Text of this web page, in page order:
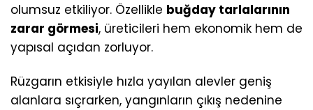
olumsuz etkiliyor. Özellikle buğday tarlalarının
zarar görmesi, üreticileri hem ekonomik hem de
yapısal açıdan zorluyor.
Rüzgarın etkisiyle hızla yayılan alevler geniş
alanlara sıçrarken, yangınların çıkış nedenine